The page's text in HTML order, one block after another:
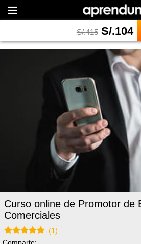
S/.415 S/.104
Curso online de Promotor de
Comerciales
(1)
Comparte: